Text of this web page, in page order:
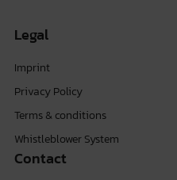
Legal
Imprint
Privacy Policy
Terms & conditions
Whistleblower System
Contact